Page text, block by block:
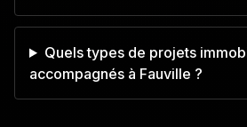
Quels types de projets
accompagnés à Fauville ?